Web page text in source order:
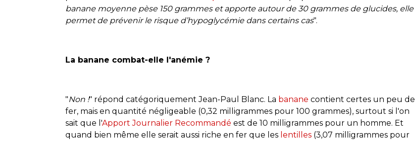
banane moyenne pèse 150 grammes et apporte autour de 30 grammes de glucides, elle
permet de prévenir le risque d’hypoglycémie dans certains cas".
La banane combat-elle l'anémie ?
"Non !" répond catégoriquement Jean-Paul Blanc. La banane contient certes un peu de
fer, mais en quantité négligeable (0,32 milligrammes pour 100 grammes), surtout si l'on
sait que l'Apport Journalier Recommandé est de 10 milligrammes pour un homme. Et
quand bien même elle serait aussi riche en fer que les lentilles (3,07 milligrammes pour